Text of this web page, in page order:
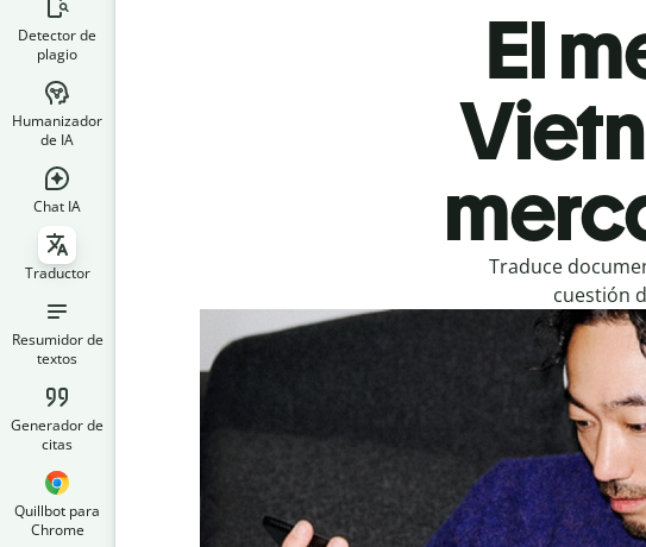
Detector de
plagio
Humanizador
de IA
Chat IA
Traductor
Resumidor de
textos
Generador de
citas
Quillbot para
Chrome
El
Traduce
cuestión